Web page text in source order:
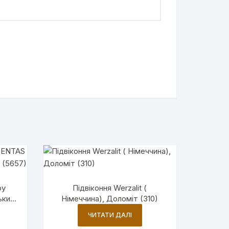
Підвіконня Werzalit (
Німеччина), Доломіт (310)
ЧИТАТИ ДАЛІ